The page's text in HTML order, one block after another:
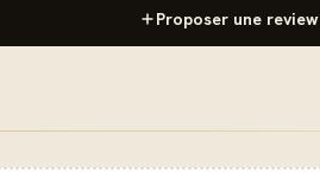
Proposer une review